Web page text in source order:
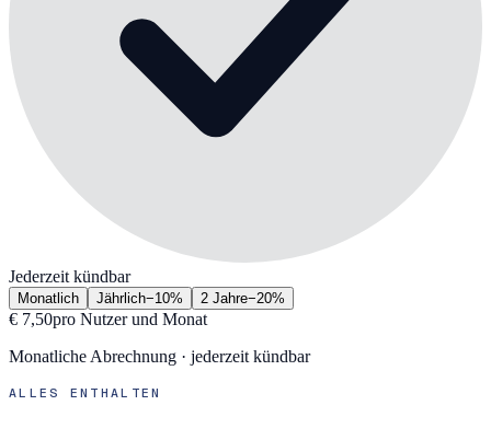
Jederzeit kündbar
Monatlich Jährlich−10% 2 Jahre−20%
€ 7,50pro Nutzer und Monat
Monatliche Abrechnung · jederzeit kündbar
ALLES ENTHALTEN